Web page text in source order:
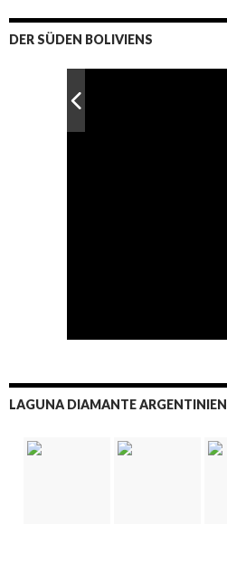
DER SÜDEN BOLIVIENS
LAGUNA DIAMANTE ARGENTINIEN